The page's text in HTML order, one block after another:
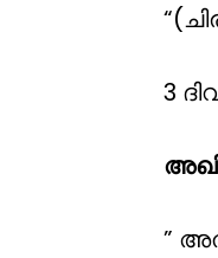
3
”